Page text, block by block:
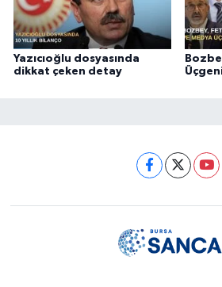
Yazıcıoğlu dosyasında
dikkat çeken detay